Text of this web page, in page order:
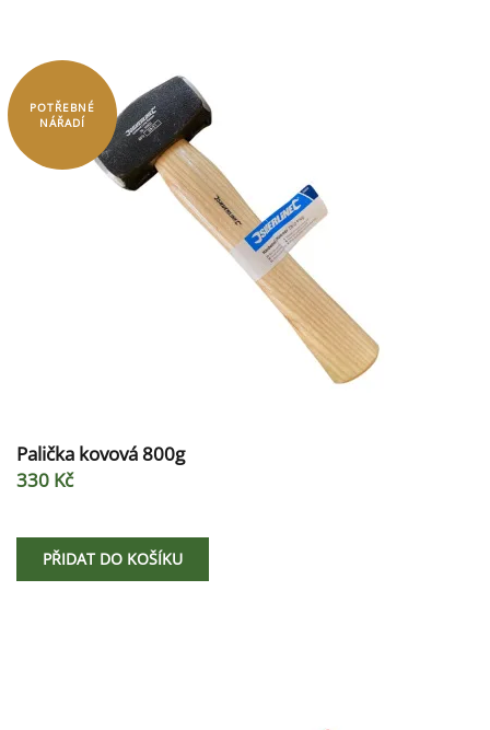
POTŘEBNÉ
NÁŘADÍ
Palička kovová 800g
330 Kč
PŘIDAT DO KOŠÍKU